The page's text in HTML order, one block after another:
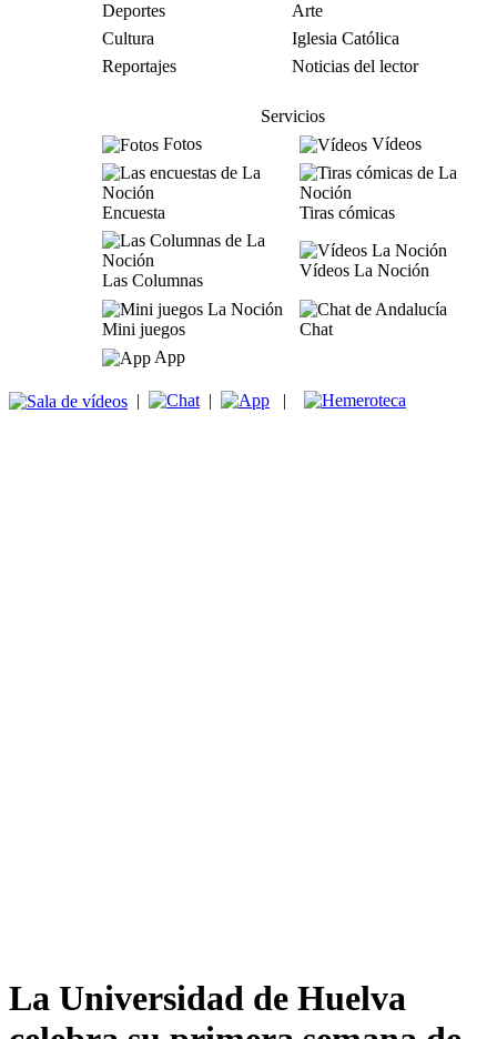
Deportes
Arte
Cultura
Iglesia Católica
Reportajes
Noticias del lector
Servicios
Fotos
Vídeos
Encuesta Tiras cómicas
Las Columnas
Vídeos La Noción
Mini juegos
Chat
App
| | |
La Universidad de Huelva